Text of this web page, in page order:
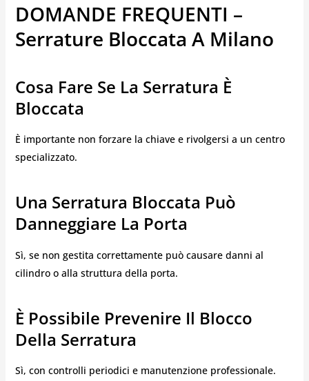
DOMANDE FREQUENTI –
Serrature Bloccata A Milano
Cosa Fare Se La Serratura È
Bloccata
È importante non forzare la chiave e rivolgersi a un centro
specializzato.
Una Serratura Bloccata Può
Danneggiare La Porta
Sì, se non gestita correttamente può causare danni al
cilindro o alla struttura della porta.
È Possibile Prevenire Il Blocco
Della Serratura
Sì, con controlli periodici e manutenzione professionale.